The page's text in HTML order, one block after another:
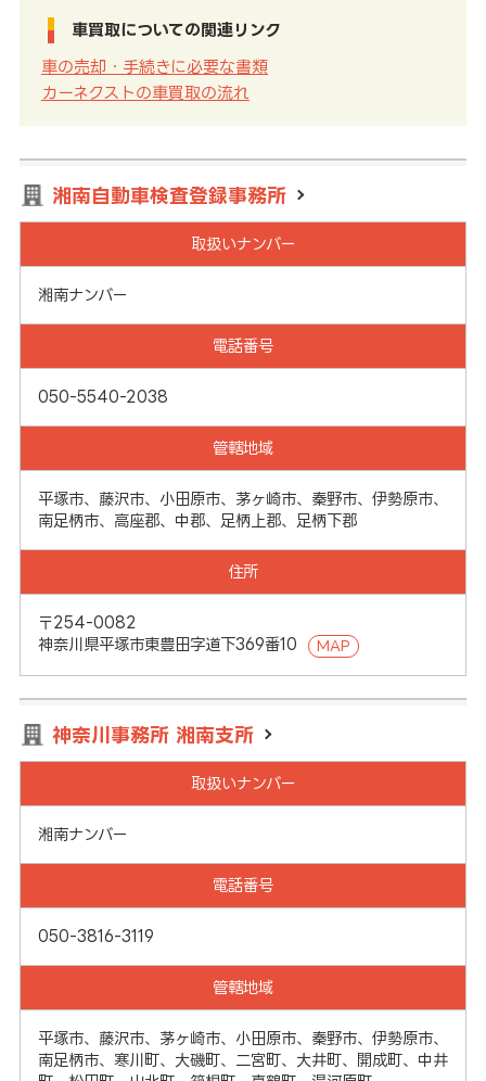
車買取についての関連リンク
車の売却・手続きに必要な書類
カーネクストの車買取の流れ
湘南自動車検査登録事務所
取扱いナンバー
湘南ナンバー
電話番号
050-5540-2038
管轄地域
平塚市、藤沢市、小田原市、茅ヶ崎市、秦野市、伊勢原市、
南足柄市、高座郡、中郡、足柄上郡、足柄下郡
住所
〒254-0082
神奈川県平塚市東豊田字道下369番10
MAP
神奈川事務所 湘南支所
取扱いナンバー
湘南ナンバー
電話番号
050-3816-3119
管轄地域
平塚市、藤沢市、茅ヶ崎市、小田原市、秦野市、伊勢原市、
南足柄市、寒川町、大磯町、二宮町、大井町、開成町、中井